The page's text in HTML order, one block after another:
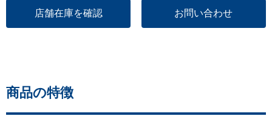
店舗在庫を確認 お問い合わせ
商品の特徴